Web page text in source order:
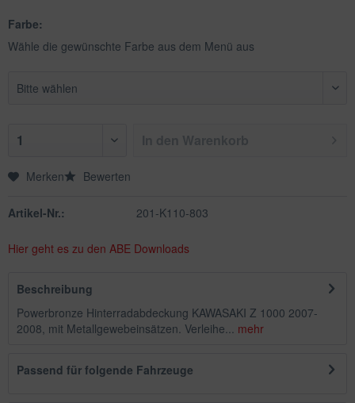
Farbe:
Wähle die gewünschte Farbe aus dem Menü aus
Merken Bewerten
Artikel-Nr.: 201-K110-803
Hier geht es zu den ABE Downloads
Beschreibung
Powerbronze Hinterradabdeckung KAWASAKI Z 1000 2007-
2008, mit Metallgewebeinsätzen. Verleihe... mehr
Passend für folgende Fahrzeuge